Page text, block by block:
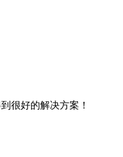
很好的解决方案！